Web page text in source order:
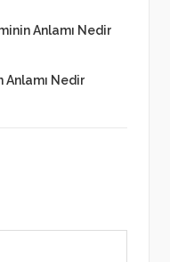
Anlamı Nedir
Anlamı Nedir